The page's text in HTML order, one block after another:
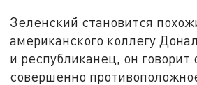
Зеленский становится
американского коллегу
и республиканец, он говорит
совершенно